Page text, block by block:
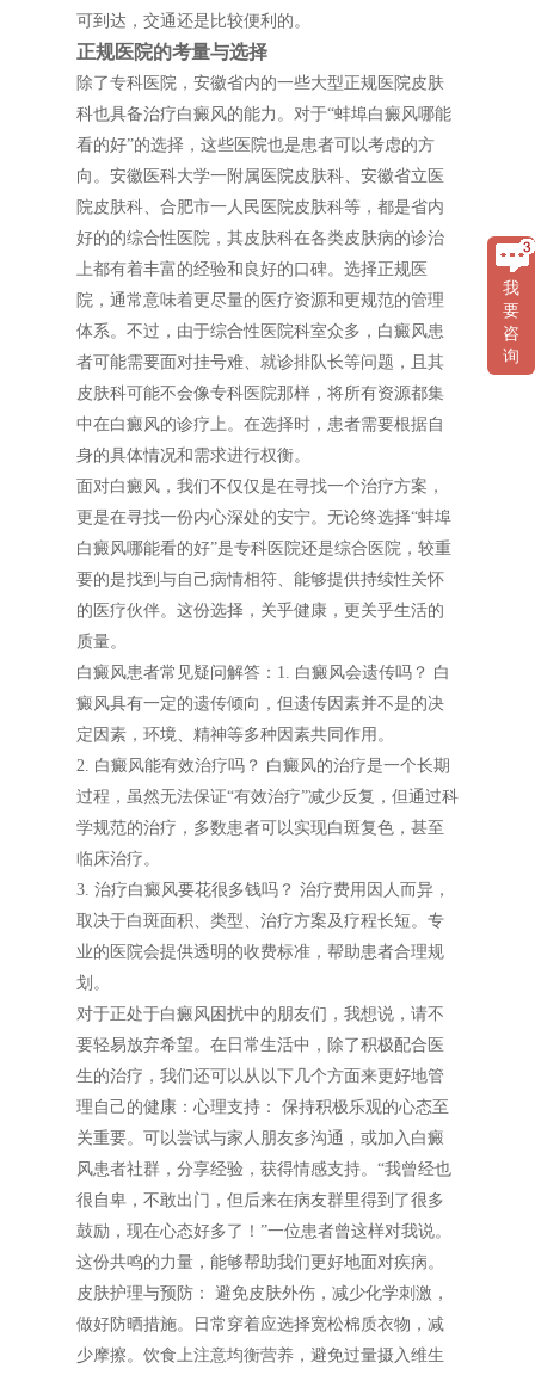
可到达，交通还是比较便利的。
正规医院的考量与选择
除了专科医院，安徽省内的一些大型正规医院皮肤
科也具备治疗白癜风的能力。对于“蚌埠白癜风哪能
看的好”的选择，这些医院也是患者可以考虑的方
向。安徽医科大学一附属医院皮肤科、安徽省立医
院皮肤科、合肥市一人民医院皮肤科等，都是省内
好的的综合性医院，其皮肤科在各类皮肤病的诊治
上都有着丰富的经验和良好的口碑。选择正规医
院，通常意味着更尽量的医疗资源和更规范的管理
体系。不过，由于综合性医院科室众多，白癜风患
者可能需要面对挂号难、就诊排队长等问题，且其
皮肤科可能不会像专科医院那样，将所有资源都集
中在白癜风的诊疗上。在选择时，患者需要根据自
身的具体情况和需求进行权衡。
面对白癜风，我们不仅仅是在寻找一个治疗方案，
更是在寻找一份内心深处的安宁。无论终选择“蚌埠
白癜风哪能看的好”是专科医院还是综合医院，较重
要的是找到与自己病情相符、能够提供持续性关怀
的医疗伙伴。这份选择，关乎健康，更关乎生活的
质量。
白癜风患者常见疑问解答：1. 白癜风会遗传吗？ 白
癜风具有一定的遗传倾向，但遗传因素并不是的决
定因素，环境、精神等多种因素共同作用。
2. 白癜风能有效治疗吗？ 白癜风的治疗是一个长期
过程，虽然无法保证“有效治疗”减少反复，但通过科
学规范的治疗，多数患者可以实现白斑复色，甚至
临床治疗。
3. 治疗白癜风要花很多钱吗？ 治疗费用因人而异，
取决于白斑面积、类型、治疗方案及疗程长短。专
业的医院会提供透明的收费标准，帮助患者合理规
划。
对于正处于白癜风困扰中的朋友们，我想说，请不
要轻易放弃希望。在日常生活中，除了积极配合医
生的治疗，我们还可以从以下几个方面来更好地管
理自己的健康：心理支持： 保持积极乐观的心态至
关重要。可以尝试与家人朋友多沟通，或加入白癜
风患者社群，分享经验，获得情感支持。“我曾经也
很自卑，不敢出门，但后来在病友群里得到了很多
鼓励，现在心态好多了！”一位患者曾这样对我说。
这份共鸣的力量，能够帮助我们更好地面对疾病。
皮肤护理与预防： 避免皮肤外伤，减少化学刺激，
做好防晒措施。日常穿着应选择宽松棉质衣物，减
少摩擦。饮食上注意均衡营养，避免过量摄入维生
我
要
咨
询